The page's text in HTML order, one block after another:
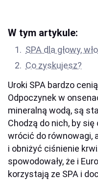
W tym artykule:
SPA dla głowy,
Co zyskujesz?
Uroki SPA bardzo
Odpoczynek w
mineralną wodą, są
Chodzą do nich, by
wrócić do równowagi,
i obniżyć ciśnienie
spowodowały, że i
korzystają ze SPA i